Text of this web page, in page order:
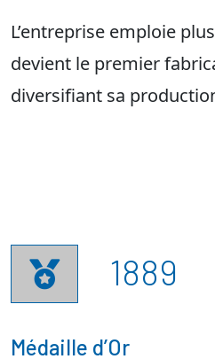
L’entreprise emploie
devient le premier
diversifiant sa
 1889
Médaille d’Or